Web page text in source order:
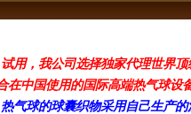
用，我公司选择独家代理世界
在中国使用的国际高端热气球设
气球的球囊织物采用自己生产